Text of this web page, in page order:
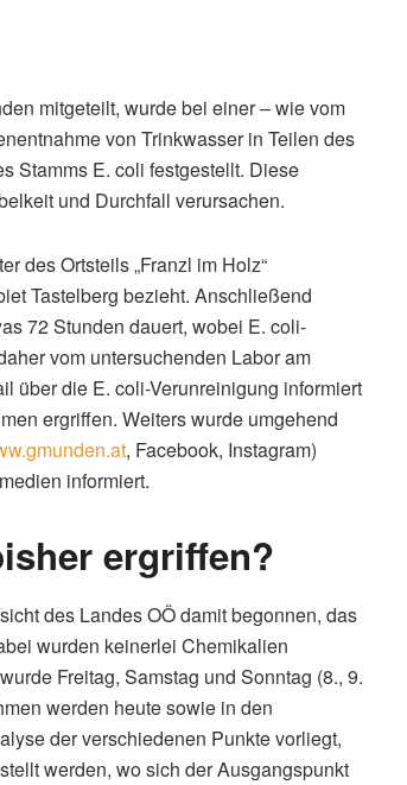
mitgeteilt, wurde bei einer – wie vom
von Trinkwasser in Teilen des
Stamms E. coli festgestellt. Diese
und Durchfall verursachen.
des Ortsteils „Franzl im Holz“
Tastelberg bezieht. Anschließend
72 Stunden dauert, wobei E. coli-
vom untersuchenden Labor am
über die E. coli-Verunreinigung informiert
ergriffen. Weiters wurde umgehend
, Facebook, Instagram)
informiert.
ergriffen?
des Landes OÖ damit begonnen, das
wurden keinerlei Chemikalien
Freitag, Samstag und Sonntag (8., 9.
werden heute sowie in den
der verschiedenen Punkte vorliegt,
werden, wo sich der Ausgangspunkt